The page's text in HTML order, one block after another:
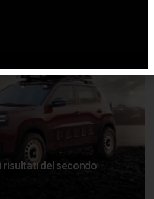
risultati del secondo